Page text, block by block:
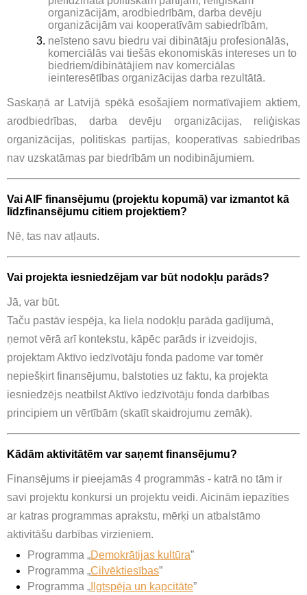
organizācijām, arodbiedrībām, darba devēju
organizācijām vai kooperatīvām sabiedrībām,
neīsteno savu biedru vai dibinātāju profesionālās,
komerciālās vai tiešās ekonomiskās intereses un to
biedriem/dibinātājiem nav komerciālas
ieinteresētības organizācijas darba rezultātā.
Saskaņā ar Latvijā spēkā esošajiem normatīvajiem aktiem,
arodbiedrības, darba devēju organizācijas, reliģiskas
organizācijas, politiskas partijas, kooperatīvas sabiedrības
nav uzskatāmas par biedrībām un nodibinājumiem.
Vai AIF finansējumu (projektu kopumā) var izmantot kā
līdzfinansējumu citiem projektiem?
Nē, tas nav atļauts.
Vai projekta iesniedzējam var būt nodokļu parāds?
Jā, var būt.
Taču pastāv iespēja, ka liela nodokļu parāda gadījumā,
ņemot vērā arī kontekstu, kāpēc parāds ir izveidojis,
projektam Aktīvo iedzīvotāju fonda padome var tomēr
nepiešķirt finansējumu, balstoties uz faktu, ka projekta
iesniedzējs neatbilst Aktīvo iedzīvotāju fonda darbības
principiem un vērtībām (skatīt skaidrojumu zemāk).
​Kādām aktivitātēm var saņemt finansējumu?
Finansējums ir pieejamās 4 programmās - katrā no tām ir
savi projektu konkursi un projektu veidi. Aicinām iepazīties
ar katras programmas aprakstu, mērķi un atbalstāmo
aktivitāšu darbības virzieniem.
Programma „Demokrātijas kultūra”
Programma „Cilvēktiesības”
Programma „ Ilgtspēja un kapcitāte”